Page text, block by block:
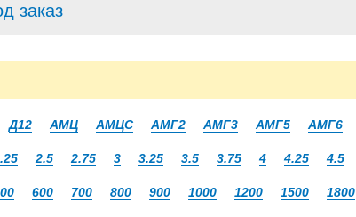
заказ
Д12 АМЦ АМЦС АМГ2 АМГ3 АМГ5 АМГ6
2.5 2.75 3 3.25 3.5 3.75 4 4.25 4.5
600 700 800 900 1000 1200 1500 1800